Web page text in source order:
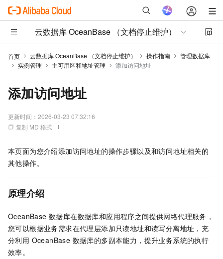
云数据库 OceanBase （文档停止维护）
首页 云数据库 OceanBase （文档停止维护） 操作指南
管理数据库
实例管理
主可用区和地址管理 添加访问地址
添加访问地址
更新时间： 2026-03-23 07:32:16
复制 MD 格式
本页面为您介绍添加访问地址的操作步骤以及和访问地址相关的
其他操作。
原理介绍
OceanBase 数据库在数据库和应用程序之间提供网络代理服务，
您可以根据业务需求在代理层添加只读地址和读写分离地址，充
分利用 OceanBase 数据库的多副本能力，提升业务系统的执行
效率。